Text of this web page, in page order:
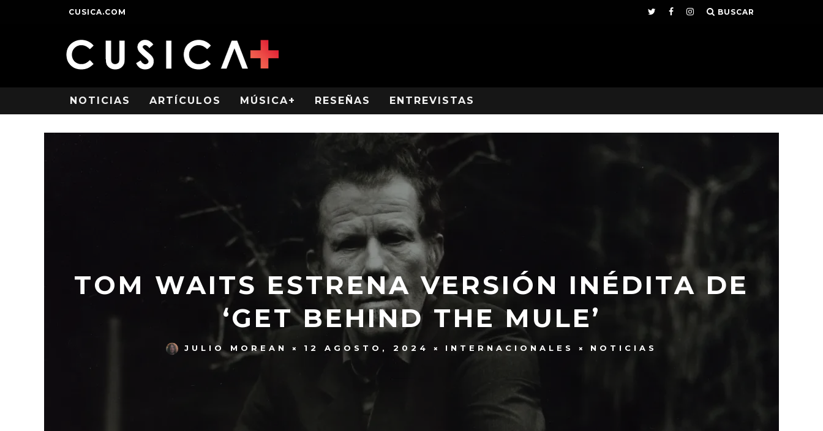
CUSICA.COM BUSCAR
NOTICIAS ARTÍCULOS MÚSICA+ RESEÑAS ENTREVISTAS
TOM WAITS ESTRENA VERSIÓN INÉDITA DE
‘GET BEHIND THE MULE’
JULIO MOREAN 12 AGOSTO, 2024 INTERNACIONALES NOTICIAS